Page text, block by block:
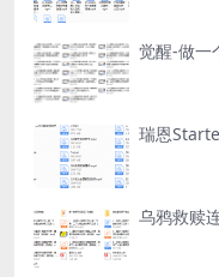
觉醒-做一
瑞恩
乌鸦救赎